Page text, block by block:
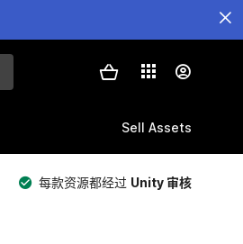
Sell Assets
每款资源都经过 Unity 审核